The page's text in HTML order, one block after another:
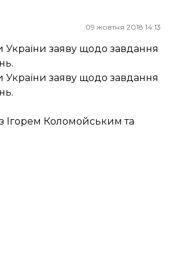
09 жовтня 2018 14:13
України заяву щодо завдання
України заяву щодо завдання
Ігорем Коломойським та